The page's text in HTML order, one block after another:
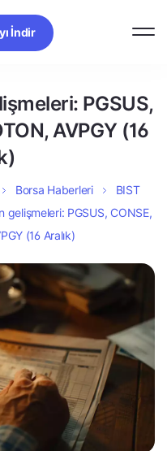
İndir
PGSUS,
AVPGY (16
Borsa Haberleri
BIST
gelişmeleri: PGSUS, CONSE,
(16 Aralık)